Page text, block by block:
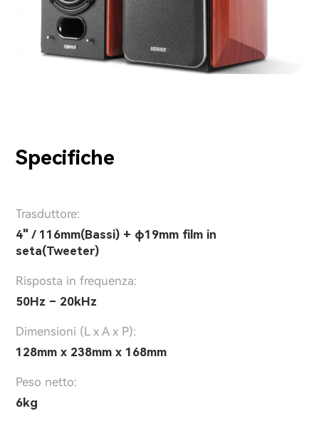
Specifiche
Trasduttore:
4" / 116mm(Bassi) + φ19mm film in
seta(Tweeter)
Risposta in frequenza:
50Hz – 20kHz
Dimensioni (L x A x P):
128mm x 238mm x 168mm
Peso netto:
6kg